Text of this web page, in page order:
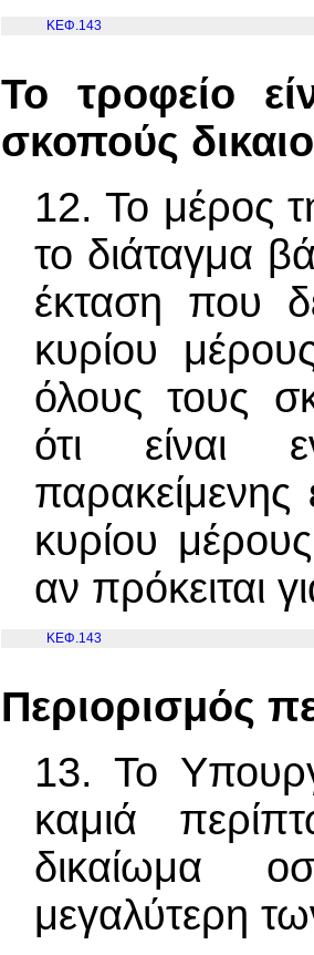
ΚΕΦ.143
Το τροφείο
σκοπούς
12. Το μέρος
το διάταγμα
έκταση που
κυρίου
όλους τους
ότι είναι
παρακείμενης
κυρίου
αν πρόκειται
ΚΕΦ.143
Περιορισμός
13. Το
καμιά
δικαίωμα
μεγαλύτερη